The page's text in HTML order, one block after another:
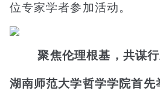
位专家学者参加活动。
聚焦伦理根基，共谋
湖南师范大学哲学学院首先